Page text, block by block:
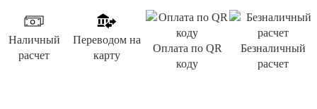
Наличный
расчет
Переводом на
карту
Оплата по QR
коду
Безналичный
расчет